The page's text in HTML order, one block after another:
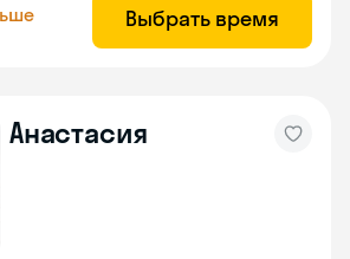
Выбрать время
Анастасия